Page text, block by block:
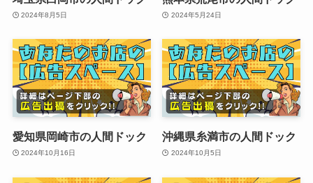
2024年8月5日 2024年5月24日
愛知県岡崎市の人間ドック
2024年10月16日
沖縄県糸満市の人間ドック
2024年10月5日